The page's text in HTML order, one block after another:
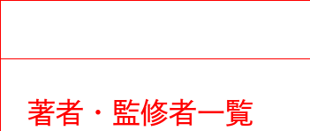
著者・監修者一覧